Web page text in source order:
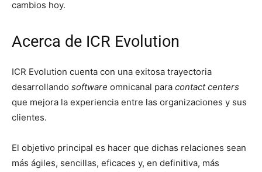
cambios hoy.
Acerca de ICR Evolution
ICR Evolution cuenta con una exitosa trayectoria
desarrollando software omnicanal para contact centers
que mejora la experiencia entre las organizaciones y sus
clientes.
El objetivo principal es hacer que dichas relaciones sean
más ágiles, sencillas, eficaces y, en definitiva, más